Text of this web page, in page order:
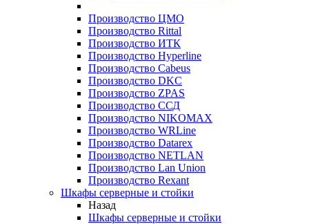
Производство ЦМО
Производство Rittal
Производство ИТК
Производство Hyperline
Производство Cabeus
Производство DKC
Производство ZPAS
Производство ССД
Производство NIKOMAX
Производство WRLine
Производство Datarex
Производство NETLAN
Производство Lan Union
Производство Rexant
Шкафы серверные и стойки
Назад
Шкафы серверные и стойки